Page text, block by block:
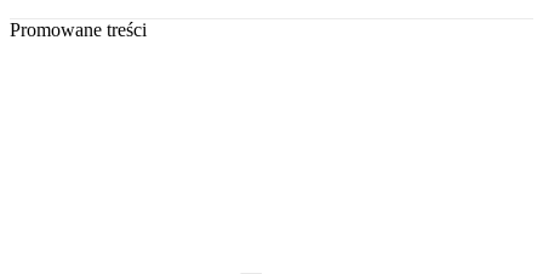
Promowane treści